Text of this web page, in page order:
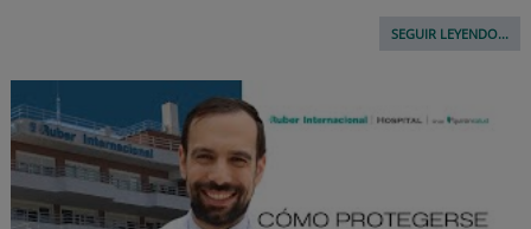
SEGUIR LEYENDO...